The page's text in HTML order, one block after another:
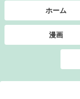
ホーム
漫画